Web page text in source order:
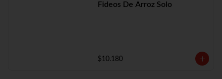
Fideos De Arroz Solo
$10.180